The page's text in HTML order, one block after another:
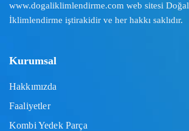
www.dogaliklimlendirme.com web sitesi Doğal
İklimlendirme iştirakidir ve her hakkı saklıdır.
Kurumsal
Hakkımızda
Faaliyetler
Kombi Yedek Parça